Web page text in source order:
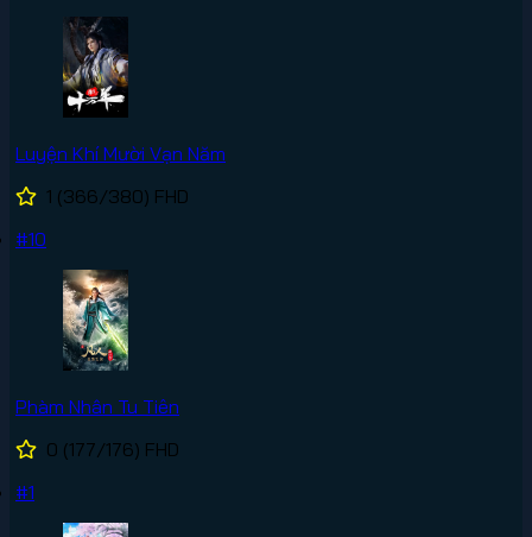
Luyện Khí Mười Vạn Năm
1 (366/380) FHD
#10
Phàm Nhân Tu Tiên
0 (177/176) FHD
#1